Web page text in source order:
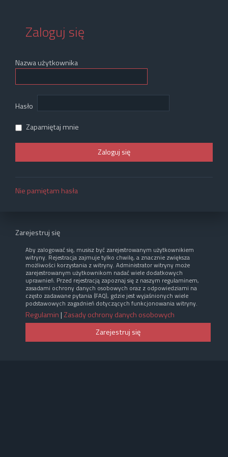
Zaloguj się
Nazwa użytkownika
Hasło
Zapamiętaj mnie
Nie pamiętam hasła
Zarejestruj się
Aby zalogować się, musisz być zarejestrowanym użytkownikiem
witryny. Rejestracja zajmuje tylko chwilę, a znacznie zwiększa
możliwości korzystania z witryny. Administrator witryny może
zarejestrowanym użytkownikom nadać wiele dodatkowych
uprawnień. Przed rejestracją zapoznaj się z naszym regulaminem,
zasadami ochrony danych osobowych oraz z odpowiedziami na
często zadawane pytania (FAQ), gdzie jest wyjaśnionych wiele
podstawowych zagadnień dotyczących funkcjonowania witryny.
Regulamin | Zasady ochrony danych osobowych
Zarejestruj się